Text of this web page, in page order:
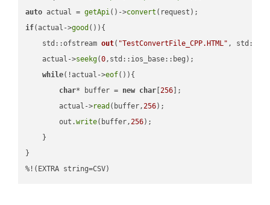
auto actual = getApi()->convert
if(actual->good ()){
std::ofstream out( "TestConvertFile_CPP.HTML" ,
    actual->
seekg(0,std::ios_base::beg);
while(!actual->eof()){
char* buffer = new char [256 ];
        actual->
read (buffer,256);
        out.
write(buffer,256);
    }
}
%!(EXTRA string=CSV)